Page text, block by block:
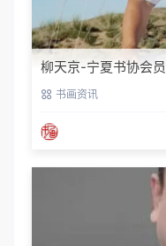
柳天京-宁夏书协会
书画资讯